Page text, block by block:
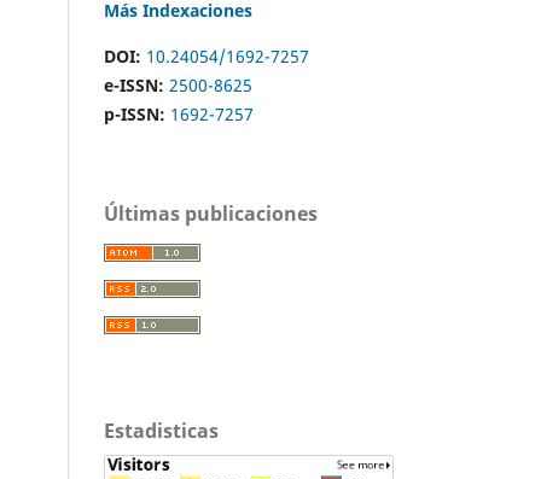
Más Indexaciones
DOI: 10.24054/1692-7257
e-ISSN: 2500-8625
p-ISSN: 1692-7257
Últimas publicaciones
Estadisticas